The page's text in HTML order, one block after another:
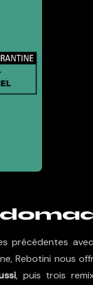
précédentes avec
Rebotini nous
, puis trois